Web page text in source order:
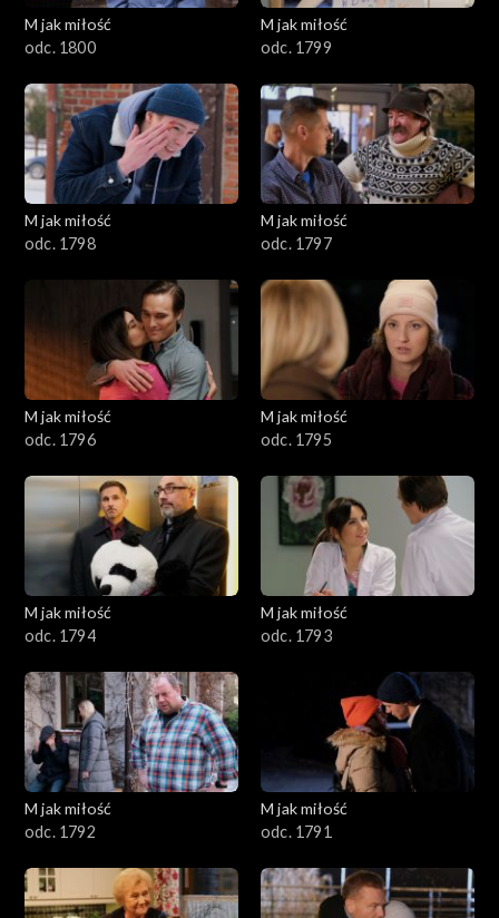
1601–1700
1501–1600
1401–1500
1301–1400
1101–1200
1001–1100
901–1000
801–900
701–800
601–700
401–500
301–400
201–300
101–200
M jak miłość
odc. 1800
M jak miłość
odc. 1799
M jak miłość
odc. 1798
M jak miłość
odc. 1797
M jak miłość
odc. 1796
M jak miłość
odc. 1795
M jak miłość
odc. 1794
M jak miłość
odc. 1793
M jak miłość
odc. 1792
M jak miłość
odc. 1791